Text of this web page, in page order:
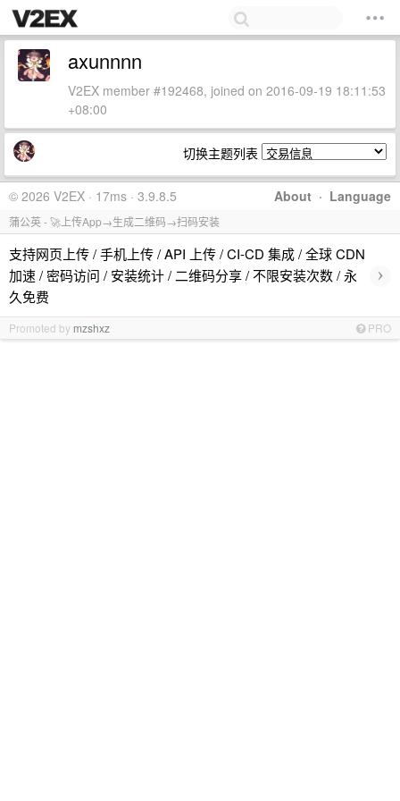
axunnnn
V2EX member #192468, joined on 2016-09-19 18:11:53
+08:00
切换主题列表
About · Language
© 2026 V2EX · 17ms · 3.9.8.5
蒲公英 - 🚀上传App→生成二维码→扫码安装
支持网页上传 / 手机上传 / API 上传 / CI-CD 集成 / 全球 CDN
加速 / 密码访问 / 安装统计 / 二维码分享 / 不限安装次数 / 永
久免费
›
Promoted by mzshxz PRO